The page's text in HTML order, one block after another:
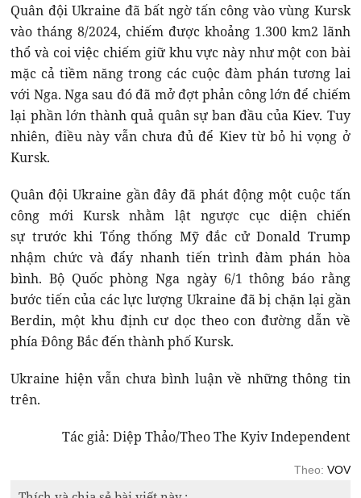
Quân đội Ukraine đã bất ngờ tấn công vào vùng Kursk
vào tháng 8/2024, chiếm được khoảng 1.300 km2 lãnh
thổ và coi việc chiếm giữ khu vực này như một con bài
mặc cả tiềm năng trong các cuộc đàm phán tương lai
với Nga. Nga sau đó đã mở đợt phản công lớn để chiếm
lại phần lớn thành quả quân sự ban đầu của Kiev. Tuy
nhiên, điều này vẫn chưa đủ để Kiev từ bỏ hi vọng ở
Kursk.
Quân đội Ukraine gần đây đã phát động một cuộc tấn
công mới Kursk nhằm lật ngược cục diện chiến
sự trước khi Tổng thống Mỹ đắc cử Donald Trump
nhậm chức và đẩy nhanh tiến trình đàm phán hòa
bình. Bộ Quốc phòng Nga ngày 6/1 thông báo rằng
bước tiến của các lực lượng Ukraine đã bị chặn lại gần
Berdin, một khu định cư dọc theo con đường dẫn về
phía Đông Bắc đến thành phố Kursk.
Ukraine hiện vẫn chưa bình luận về những thông tin
trên.
Tác giả: Diệp Thảo/Theo The Kyiv Independent
Theo: VOV